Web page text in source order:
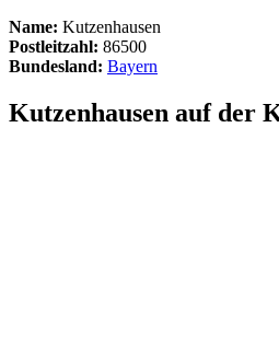
Name: Kutzenhausen
Postleitzahl: 86500
Bundesland: Bayern
Kutzenhausen auf der